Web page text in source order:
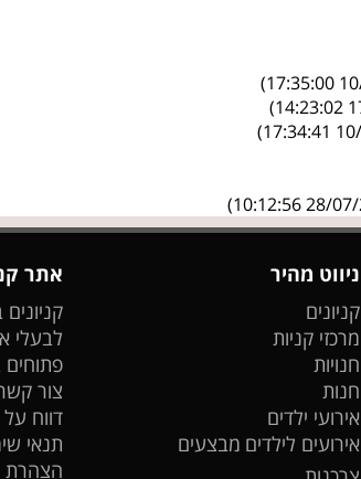
ניווט מהיר
קניונים
מרכזי קניות
חנויות
חנות
אירועי ילדים
אירועים לילדים מבצעים
אתר
לבעלי
צור
דווח
תנאי
הצהרת